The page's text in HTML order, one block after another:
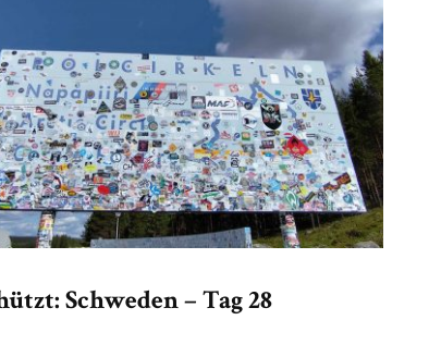
Schweden – Tag 28